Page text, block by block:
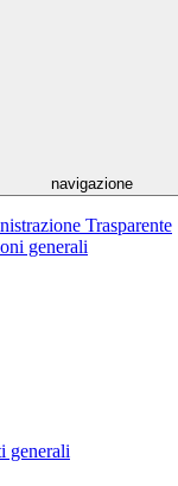
navigazione
Trasparente
generali
generali